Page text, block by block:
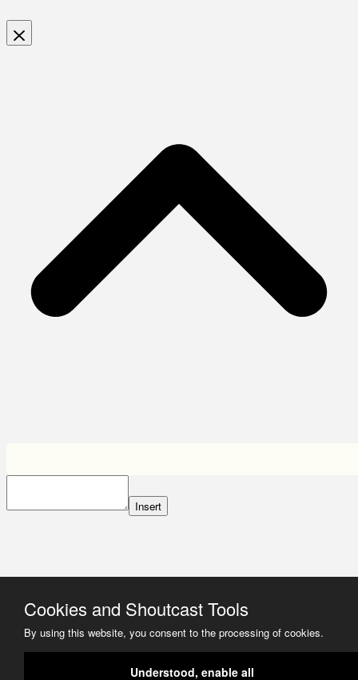
Insert
Cookies and Shoutcast Tools
By using this website, you consent to the processing of cookies.
Understood, enable all